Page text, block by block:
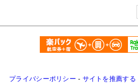
プライバシーポリシー - サイトを推薦する